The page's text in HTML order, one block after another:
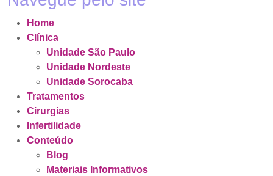
Home
Clínica
Unidade São Paulo
Unidade Nordeste
Unidade Sorocaba
Tratamentos
Cirurgias
Infertilidade
Conteúdo
Blog
Materiais Informativos